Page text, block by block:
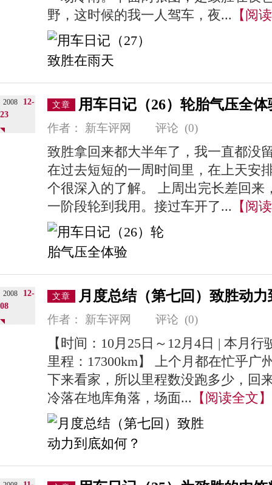
野，这时候的我一人驾车，夜... 【阅
2008
12-
23
文章 用车日记（26）轮胎气压全体
作者： 新车评网 评论 (0)
致胜拿回来都大半年了，我一直都没
在过去短短的一周时间里，在上天安
个很深入的了解。 上周出完长差回来
一阶段轮到我用。接过车开了... 【阅
2008
12-
08
文章 月度总结（第七回）致胜动
作者： 新车评网 评论 (0)
【时间：10月25日～12月4日 | 本月
里程：17300km】 上个月都在忙乎广
下来看家，所以里程数没跑多少，回
冷落在地库角落，场面... 【阅读全文】